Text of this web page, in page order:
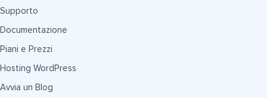
Supporto
Documentazione
Piani e Prezzi
Hosting WordPress
Avvia un Blog